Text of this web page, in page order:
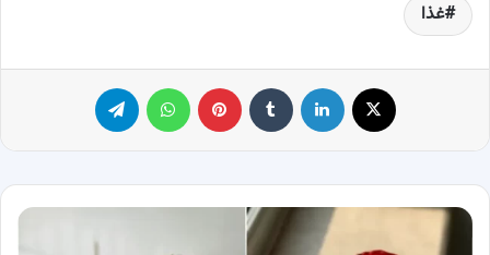
غذا
لینکدین ‫تامبلر پینترست
جدیدترین
عکس